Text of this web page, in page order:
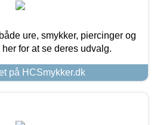
ure, smykker, piercinger og
for at se deres udvalg.
på HCSmykker.dk